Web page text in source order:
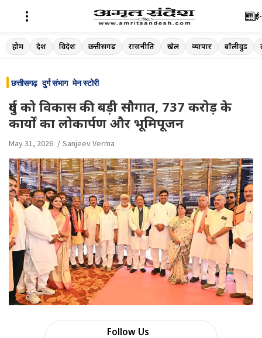
Skip
to
होम देश विदेश छत्तीसगढ़ राजनीति खेल व्यापार बॉलीवुड
छत्तीसगढ़ दुर्ग संभाग मेन स्टोरी
दुर्ग को विकास की बड़ी सौगात, 737 करोड़ के
कार्यों का लोकार्पण और भूमिपूजन
May 31, 2026 Sanjeev Verma
Follow Us